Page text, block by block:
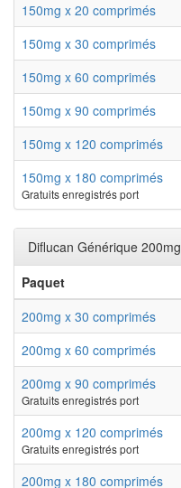
150mg x 20 comprimés
150mg x 30 comprimés
150mg x 60 comprimés
150mg x 90 comprimés
150mg x 120 comprimés
150mg x 180 comprimés
Gratuits enregistrés port
Diflucan Générique 200mg
Paquet
200mg x 30 comprimés
200mg x 60 comprimés
200mg x 90 comprimés
Gratuits enregistrés port
200mg x 120 comprimés
Gratuits enregistrés port
200mg x 180 comprimés